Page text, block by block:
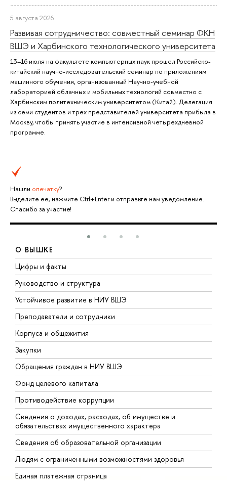
5 августа 2026
Развивая сотрудничество: совместный семинар ФКН
ВШЭ и Харбинского технологического университета
13–16 июля на факультете компьютерных наук прошел Российско-
китайский научно-исследовательский семинар по приложениям
машинного обучения, организованный Научно-учебной
лабораторией облачных и мобильных технологий совместно с
Харбинским политехническим университетом (Китай). Делегация
из семи студентов и трех представителей университета прибыла в
Москву, чтобы принять участие в интенсивной четырехдневной
программе.
Нашли опечатку?
Выделите её, нажмите Ctrl+Enter и отправьте нам уведомление.
Спасибо за участие!
О ВЫШКЕ
Цифры и факты
Руководство и структура
Устойчивое развитие в НИУ ВШЭ
Преподаватели и сотрудники
Корпуса и общежития
Закупки
Обращения граждан в НИУ ВШЭ
Фонд целевого капитала
Противодействие коррупции
Сведения о доходах, расходах, об имуществе и
обязательствах имущественного характера
Сведения об образовательной организации
Людям с ограниченными возможностями здоровья
Единая платежная страница